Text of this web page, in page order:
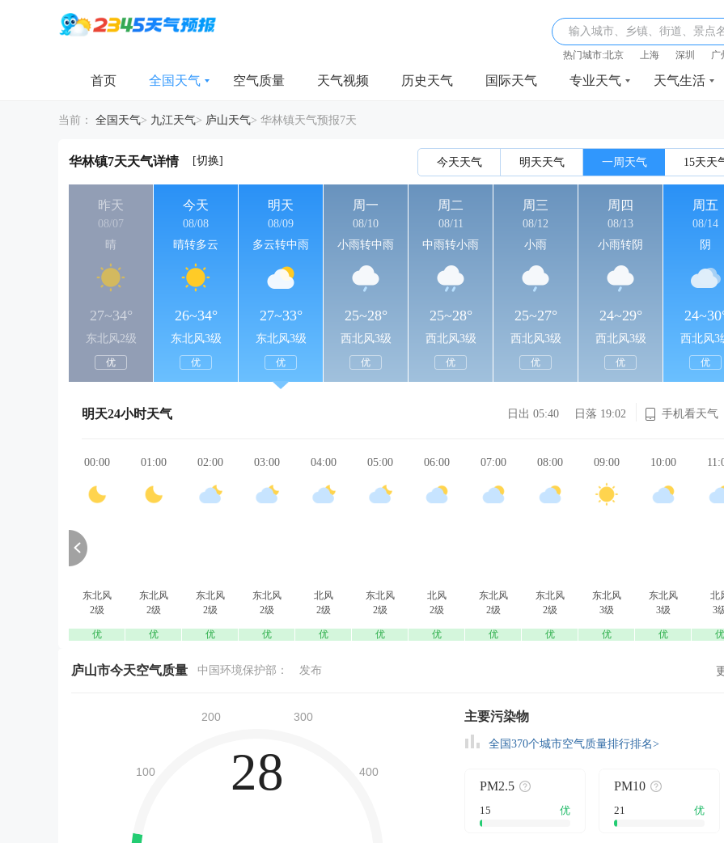
输入城市、乡镇、街道、景点
热门城市:北京 上海 深圳 广
首页 全国天气 空气质量 天气视频 历史天气 国际天气 专业天气 天气生活
当前： 全国天气> 九江天气> 庐山天气> 华林镇天气预报7天
华林镇7天天气详情 [切换] 今天天气 明天天气 一周天气 15天天
昨天
08/07
晴
27~34°
东北风2级
优
今天
08/08
晴转多云
26~34°
东北风3级
优
明天
08/09
多云转中雨
27~33°
东北风3级
优
周一
08/10
小雨转中雨
25~28°
西北风3级
优
周二
08/11
中雨转小雨
25~28°
西北风3级
优
周三
08/12
小雨
25~27°
西北风3级
优
周四
08/13
小雨转阴
24~29°
西北风3级
优
周五
08/14
阴
西北风3
优
明天24小时天气 日出 05:40 日落 19:02 手机看天气
00:00
东北风
2级
优
01:00
东北风
2级
优
02:00
东北风
2级
优
03:00
东北风
2级
优
04:00
北风
2级
优
05:00
东北风
2级
优
06:00
北风
2级
优
07:00
东北风
2级
优
08:00
东北风
2级
优
09:00
东北风
3级
优
10:00
东北风
3级
优
北
3
优
庐山市今天空气质量 中国环境保护部： 发布
28
主要污染物
全国370个城市空气质量排行排名>
PM2.5
15 优
PM10
21 优